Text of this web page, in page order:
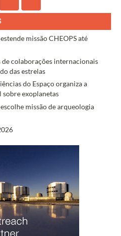
missão CHEOPS até
de colaborações internacionais
das estrelas
do Espaço organiza a
exoplanetas
missão de arqueologia